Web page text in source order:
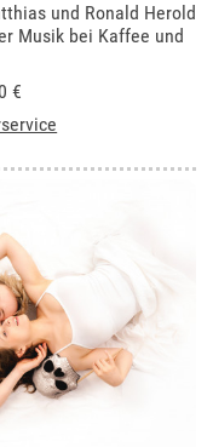
und Ronald Herold
Musik bei Kaffee und
€